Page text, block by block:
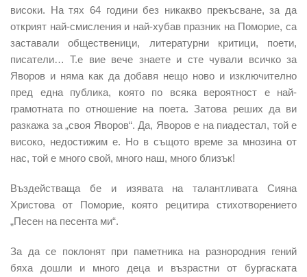
високи. На тях 64 години без никакво прекъсване, за да
открият най-смисления и най-хубав празник на Поморие, са
заставали общественици, литературни критици, поети,
писатели… Т.е вие вече знаете и сте чували всичко за
Яворов и няма как да добавя нещо ново и изключително
пред една публика, която по всяка вероятност е най-
грамотната по отношение на поета. Затова реших да ви
разкажа за „своя Яворов“. Да, Яворов е на пиадестал, той е
високо, недостижим е. Но в същото време за мнозина от
нас, той е много свой, много наш, много близък!
Въздействаща бе и изявата на талантливата Сияна
Христова от Поморие, която рецитира стихотворението
„Песен на песента ми“.
За да се поклонят при паметника на разнородния гений
бяха дошли и много деца и възрастни от бургаската